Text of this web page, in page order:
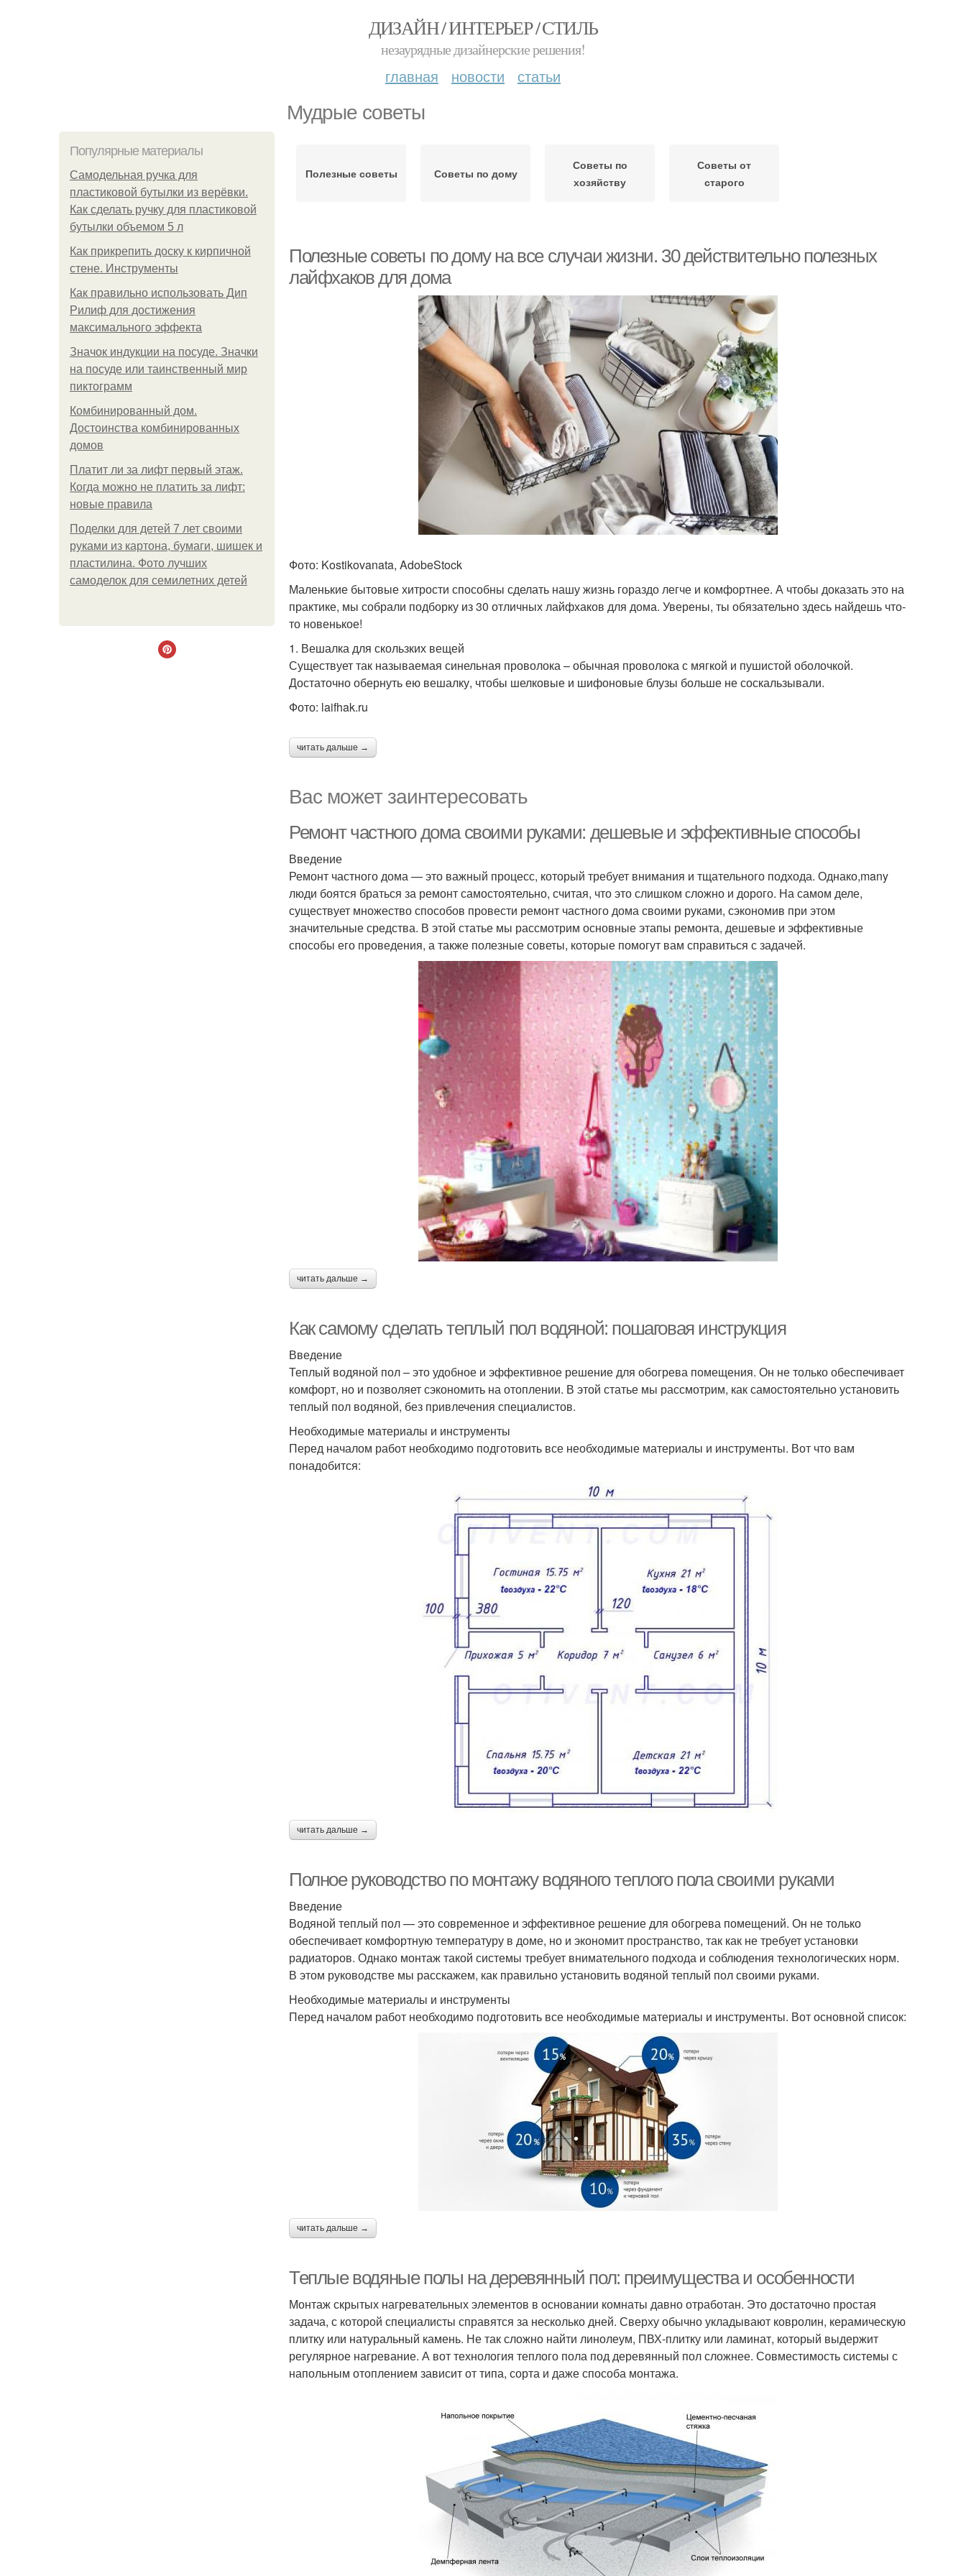
ДИЗАЙН / ИНТЕРЬЕР / СТИЛЬ
незаурядные дизайнерские решения!
главная новости статьи
Мудрые советы
Популярные материалы
Самодельная ручка для
пластиковой бутылки из верёвки.
Как сделать ручку для пластиковой
бутылки объемом 5 л
Как прикрепить доску к кирпичной
стене. Инструменты
Как правильно использовать Дип
Рилиф для достижения
максимального эффекта
Значок индукции на посуде. Значки
на посуде или таинственный мир
пиктограмм
Комбинированный дом.
Достоинства комбинированных
домов
Платит ли за лифт первый этаж.
Когда можно не платить за лифт:
новые правила
Поделки для детей 7 лет своими
руками из картона, бумаги, шишек и
пластилина. Фото лучших
самоделок для семилетних детей
Полезные советы Советы по дому
Советы по
хозяйству
Советы от
старого
Полезные советы по дому на все случаи жизни. 30 действительно полезных
лайфхаков для дома
Фото: Kostikovanata, AdobeStock
Маленькие бытовые хитрости способны сделать нашу жизнь гораздо легче и комфортнее. А чтобы доказать это на
практике, мы собрали подборку из 30 отличных лайфхаков для дома. Уверены, ты обязательно здесь найдешь что-
то новенькое!
1. Вешалка для скользких вещей
Существует так называемая синельная проволока – обычная проволока с мягкой и пушистой оболочкой.
Достаточно обернуть ею вешалку, чтобы шелковые и шифоновые блузы больше не соскальзывали.
Фото: laifhak.ru
читать дальше →
Вас может заинтересовать
Ремонт частного дома своими руками: дешевые и эффективные способы
Введение
Ремонт частного дома — это важный процесс, который требует внимания и тщательного подхода. Однако,many
люди боятся браться за ремонт самостоятельно, считая, что это слишком сложно и дорого. На самом деле,
существует множество способов провести ремонт частного дома своими руками, сэкономив при этом
значительные средства. В этой статье мы рассмотрим основные этапы ремонта, дешевые и эффективные
способы его проведения, а также полезные советы, которые помогут вам справиться с задачей.
читать дальше →
Как самому сделать теплый пол водяной: пошаговая инструкция
Введение
Теплый водяной пол – это удобное и эффективное решение для обогрева помещения. Он не только обеспечивает
комфорт, но и позволяет сэкономить на отоплении. В этой статье мы рассмотрим, как самостоятельно установить
теплый пол водяной, без привлечения специалистов.
Необходимые материалы и инструменты
Перед началом работ необходимо подготовить все необходимые материалы и инструменты. Вот что вам
понадобится:
читать дальше →
Полное руководство по монтажу водяного теплого пола своими руками
Введение
Водяной теплый пол — это современное и эффективное решение для обогрева помещений. Он не только
обеспечивает комфортную температуру в доме, но и экономит пространство, так как не требует установки
радиаторов. Однако монтаж такой системы требует внимательного подхода и соблюдения технологических норм.
В этом руководстве мы расскажем, как правильно установить водяной теплый пол своими руками.
Необходимые материалы и инструменты
Перед началом работ необходимо подготовить все необходимые материалы и инструменты. Вот основной список:
читать дальше →
Теплые водяные полы на деревянный пол: преимущества и особенности
Монтаж скрытых нагревательных элементов в основании комнаты давно отработан. Это достаточно простая
задача, с которой специалисты справятся за несколько дней. Сверху обычно укладывают ковролин, керамическую
плитку или натуральный камень. Не так сложно найти линолеум, ПВХ-плитку или ламинат, который выдержит
регулярное нагревание. А вот технология теплого пола под деревянный пол сложнее. Совместимость системы с
напольным отоплением зависит от типа, сорта и даже способа монтажа.